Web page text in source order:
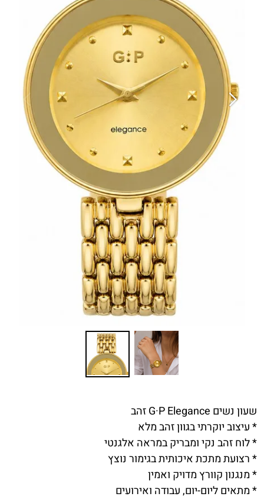
שעון נשים G·P Elegance זהב
* עיצוב יוקרתי בגוון זהב מלא
* לוח זהב נקי ומבריק במראה אלגנטי
* רצועת מתכת איכותית בגימור נוצץ
* מנגנון קוורץ מדויק ואמין
* מתאים ליום-יום, עבודה ואירועים